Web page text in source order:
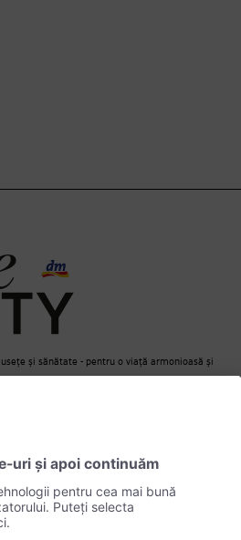
și sănătate - pentru o viață armonioasă și